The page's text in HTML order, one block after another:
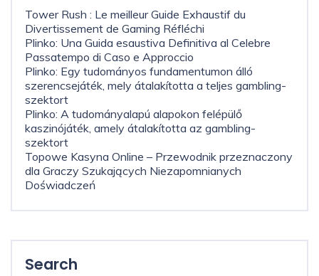
Tower Rush : Le meilleur Guide Exhaustif du
Divertissement de Gaming Réfléchi
Plinko: Una Guida esaustiva Definitiva al Celebre
Passatempo di Caso e Approccio
Plinko: Egy tudományos fundamentumon álló
szerencsejáték, mely átalakította a teljes gambling-
szektort
Plinko: A tudományalapú alapokon felépülő
kaszinójáték, amely átalakította az gambling-
szektort
Topowe Kasyna Online – Przewodnik przeznaczony
dla Graczy Szukających Niezapomnianych
Doświadczeń
Search